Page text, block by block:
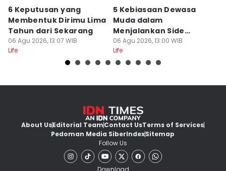
6 Keputusan yang
Membentuk Dirimu Lima
Tahun dari Sekarang
06 Agu 2026, 13:07 WIB
Life
5 Kebiasaan Dewasa
Muda dalam
Menjalankan Side
Hustle Online, Relate?
06 Agu 2026, 13:00 WIB
Life
About UsEditorial TeamContact UsTerms of Services
Pedoman Media SiberIndexSitemap
Follow Us
Download